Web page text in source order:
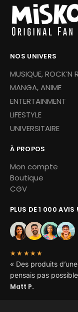
NOS UNIVERS
MUSIQUE, ROCK’N
MANGA, ANIME
ENTERTAINMENT
LIFESTYLE
UNIVERSITAIRE
À PROPOS
Mon compte
Boutique
CGV
PLUS DE 1 000 AVIS
★★★★★
« Des produits
pensais pas
Matt P.